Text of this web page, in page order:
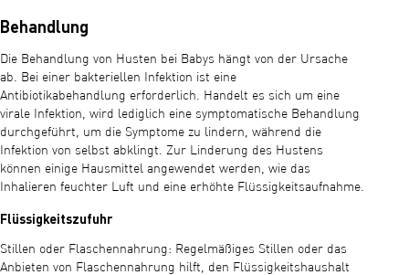
Behandlung
Die Behandlung von Husten bei Babys hängt von der Ursache
ab. Bei einer bakteriellen Infektion ist eine
Antibiotikabehandlung erforderlich. Handelt es sich um eine
virale Infektion, wird lediglich eine symptomatische Behandlung
durchgeführt, um die Symptome zu lindern, während die
Infektion von selbst abklingt. Zur Linderung des Hustens
können einige Hausmittel angewendet werden, wie das
Inhalieren feuchter Luft und eine erhöhte Flüssigkeitsaufnahme.
Flüssigkeitszufuhr
Stillen oder Flaschennahrung: Regelmäßiges Stillen oder das
Anbieten von Flaschennahrung hilft, den Flüssigkeitshaushalt